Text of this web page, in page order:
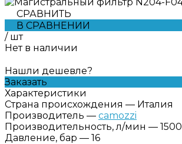
СРАВНИТЬ
В СРАВНЕНИИ
/ шт
Нет в наличии
Нашли дешевле?
Заказать
Характеристики
Страна происхождения — Италия
Производитель — camozzi
Производительность, л/мин — 1500
Давление, бар — 16